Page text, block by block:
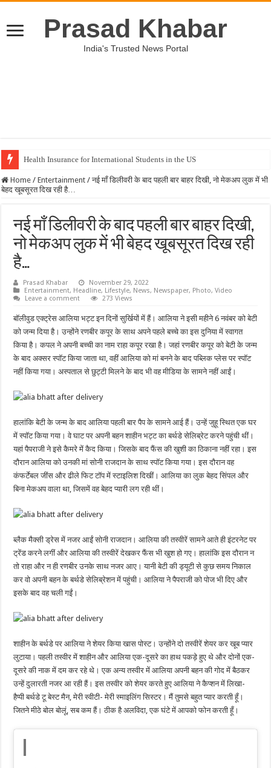
Prasad Khabar
India's Trusted News Portal
Health Insurance for International Students in the US
Unveiling the Best Medical Insurance Plans in the US
Home / Entertainment / नई माँ डिलीवरी के बाद पहली बार बाहर दिखी, नो मेकअप लुक में भी
बेहद खूबसूरत दिख रही है…
नई माँ डिलीवरी के बाद पहली बार बाहर दिखी,
नो मेकअप लुक में भी बेहद खूबसूरत दिख रही
है…
Prasad Khabar
November 29, 2022
Entertainment, Headline, Lifestyle, News, Newspaper, Photo,Video
Leave a comment
273 Views
बॉलीवुड एक्ट्रेस आलिया भट्ट इन दिनों सुर्खियों में हैं। आलिया ने इसी महीने 6 नवंबर को बेटी
को जन्म दिया है। उन्होंने रणबीर कपूर के साथ अपने पहले बच्चे का इस दुनिया में स्वागत
किया है। कपल ने अपनी बच्ची का नाम राहा कपूर रखा है। जहां रणबीर कपूर को बेटी के जन्म
के बाद अक्सर स्पॉट किया जाता था, वहीं आलिया को मां बनने के बाद पब्लिक प्लेस पर स्पॉट
नहीं किया गया। अस्पताल से छुट्टी मिलने के बाद भी वह मीडिया के सामने नहीं आईं।
हालांकि बेटी के जन्म के बाद आलिया पहली बार पैप के सामने आई हैं। उन्हें जुहू स्थित एक घर
में स्पॉट किया गया। वे घाट पर अपनी बहन शाहीन भट्ट का बर्थडे सेलिब्रेट करने पहुंची थीं।
यहां पैपराजी ने इसे कैमरे में कैद किया। जिसके बाद फैंस की खुशी का ठिकाना नहीं रहा। इस
दौरान आलिया को उनकी मां सोनी राजदान के साथ स्पॉट किया गया। इस दौरान वह
कंफर्टेबल जींस और ढीले फिट टॉप में स्टाइलिश दिखीं। आलिया का लुक बेहद सिंपल और
बिना मेकअप वाला था, जिसमें वह बेहद प्यारी लग रही थीं।
ब्लैक मैक्सी ड्रेस में नजर आईं सोनी राजदान। आलिया की तस्वीरें सामने आते ही इंटरनेट पर
ट्रेंड करने लगीं और आलिया की तस्वीरें देखकर फैंस भी खुश हो गए। हालांकि इस दौरान न
तो राहा और न ही रणबीर उनके साथ नजर आए। यानी बेटी की ड्यूटी से कुछ समय निकाल
कर वो अपनी बहन के बर्थडे सेलिब्रेशन में पहुंची। आलिया ने पैपराजी को पोज भी दिए और
इसके बाद वह चली गईं।
शाहीन के बर्थडे पर आलिया ने शेयर किया खास पोस्ट। उन्होंने दो तस्वीरें शेयर कर खूब प्यार
लुटाया। पहली तस्वीर में शाहीन और आलिया एक-दूसरे का हाथ पकड़े हुए थे और दोनों एक-
दूसरे की नाक में दम कर रहे थे। एक अन्य तस्वीर में आलिया अपनी बहन की गोद में बैठकर
उन्हें दुलारती नजर आ रही हैं। इस तस्वीर को शेयर करते हुए आलिया ने कैप्शन में लिखा-
हैप्पी बर्थडे टू बेस्ट मैन, मेरी स्वीटी- मेरी स्माइलिंग सिस्टर। मैं तुमसे बहुत प्यार करती हूँ।
जितने मीठे बोल बोलूं, सब कम हैं। ठीक है अलविदा, एक घंटे में आपको फोन करती हूँ।